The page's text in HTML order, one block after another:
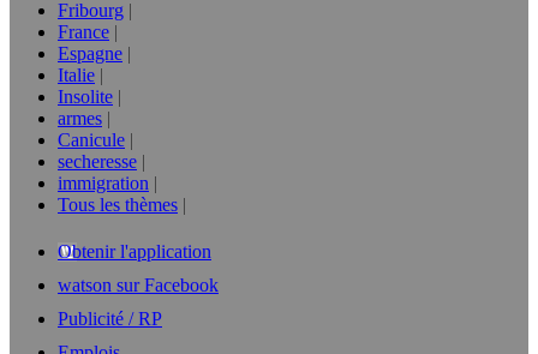
Fribourg
France
Espagne
Italie
Insolite
armes
Canicule
secheresse
immigration
Tous les thèmes
Obtenir l'application
watson sur Facebook
Publicité / RP